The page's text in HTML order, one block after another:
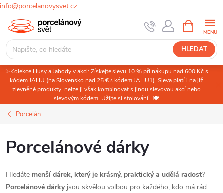
info@porcelanovysvet.cz
Přejít
obsah
HLEDAT
NÁKUPNÍ
KOŠÍK
✨Kolekce Husy a Jahody v akci: Získejte slevu 10 % při nákupu nad 600 Kč s
kódem JAHU (na Slovensko nad 25 € s kódem JAHU1). Sleva platí i na již
zlevněné produkty, nelze ji však kombinovat s jinou slevovou akcí nebo
slevovým kódem. Užijte si stolování...🍽️
Porcelán
Porcelánové dárky
Hledáte menší dárek, který je krásný, praktický a udělá radost?
Porcelánové dárkyjsou skvělou volbou pro každého, kdo má rád